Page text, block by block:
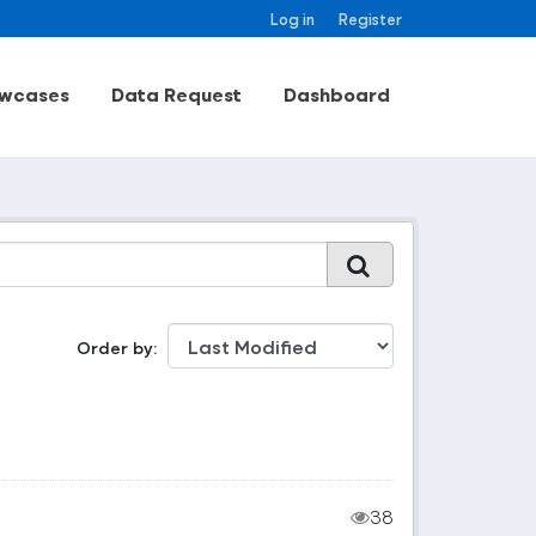
Log in Register
Data Request Dashboard
Order by
38